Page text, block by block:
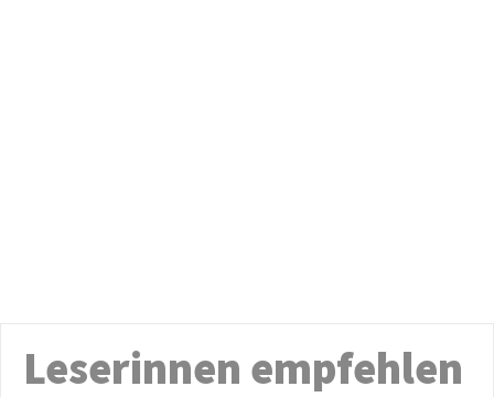
Leserinnen empfehlen